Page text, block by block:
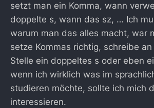
setzt man ein Komma, wann
doppelte s, wann das sz, … Ich
warum man das alles macht, war
setze Kommas richtig, schreibe
Stelle ein doppeltes s oder eben
wenn ich wirklich was im
studieren möchte, sollte ich mich
interessieren.